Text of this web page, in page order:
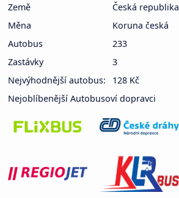
Země
Česká republika
Měna
Koruna česká
Autobus
233
Zastávky
3
Nejvýhodnější autobus:
128 Kč
Nejoblíbenější Autobusoví dopravci